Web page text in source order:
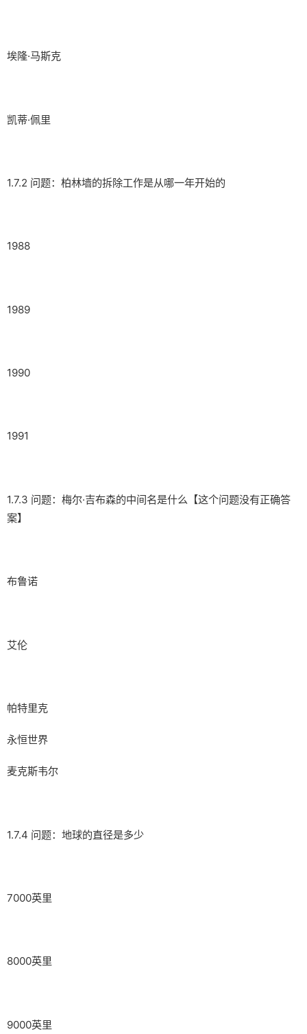
埃隆·马斯克
凯蒂·佩里
1.7.2 问题：柏林墙的拆除工作是从哪一年开始的
1988
1989
1990
1991
1.7.3 问题：梅尔·吉布森的中间名是什么【这个问题没有正确答
案】
布鲁诺
艾伦
帕特里克
永恒世界
麦克斯韦尔
1.7.4 问题：地球的直径是多少
7000英里
8000英里
9000英里